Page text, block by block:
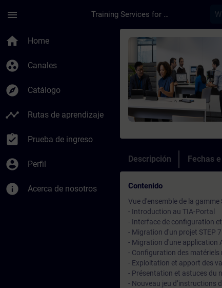
menu Training Services for Digital Industries
home Home
group_work Canales
explore Catálogo
timeline Rutas de aprendizaje
assignment_turned_in Prueba de ingreso
account_circle Perfil
info Acerca de nosotros
Curso - Passage
Descripción Fechas
Contenido
Vue d'ensemble de la gamme
- Introduction au TIA-Portal
- Interface de configuration
- Migration d'un projet STEP
- Migration d'une application
- Configuration des matériels
- Exploitation et apport des
- Présentation et astuces du
- Nouveau jeu d’instructions